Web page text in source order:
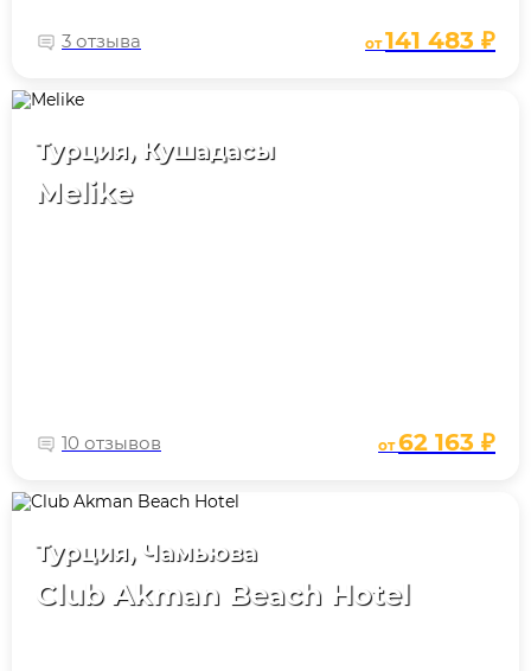
3 отзыва от141 483 ₽
Турция, Кушадасы
Melike
10 отзывов от62 163 ₽
Турция, Чамьюва
Club Akman Beach Hotel